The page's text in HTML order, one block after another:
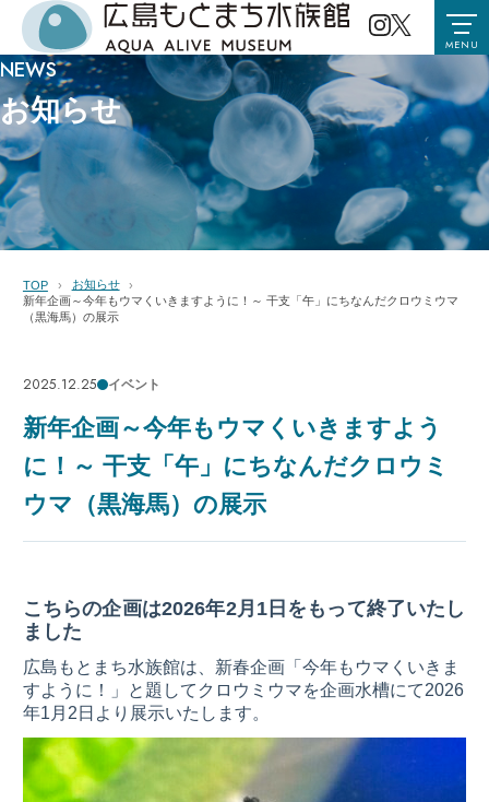
MENU
NEWS
お知らせ
TOP
お知らせ
新年企画～今年もウマくいきますように！～ 干支「午」にちなんだクロウミウマ
（黒海馬）の展示
2025.12.25 イベント
新年企画～今年もウマくいきますよう
に！～ 干支「午」にちなんだクロウミ
ウマ（黒海馬）の展示
こちらの企画は2026年2月1日をもって終了いたし
ました
広島もとまち水族館は、新春企画「今年もウマくいきま
すように！」と題してクロウミウマを企画水槽にて2026
年1月2日より展示いたします。